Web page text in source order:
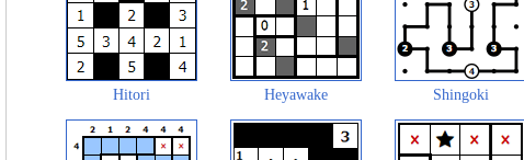
Hitori Heyawake Shingoki